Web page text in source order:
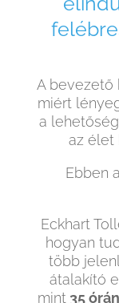
A bevezető
miért
a
az élet
Ebben
Eckhart
hogyan
több
átalakító
mint 35